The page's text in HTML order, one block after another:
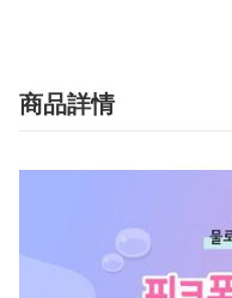
商品詳情